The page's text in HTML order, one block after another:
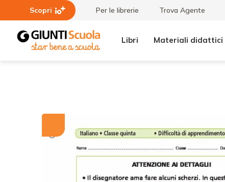
Scopri Per le librerie Trova Agente
Libri Materiali didattici